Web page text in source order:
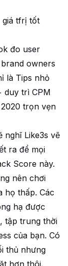
giá tfrị tốt
đo user
owners
là Tips nhỏ
duy trì CPM
trọn vẹn
nghĩ Like3s vẽ
ra để mọi
Score này.
nên chơi
họ thấp. Các
hạ được
tập trung thời
của bạn. Có
thủ nhưng
hơn thôi.